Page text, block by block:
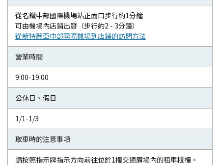
從名鐵中部國際機場站正面口步行約1分鐘
可由機場內店鋪出發（步行約2 - 3分鐘）
從新特麗亞中部國際機場到店鋪的訪問方法
營業時間
9:00-19:00
公休日、假日
1/1-1/3
取車時的注意事項
請按照指示牌指示方向前往位於1樓交通廣場內的租車櫃檯。